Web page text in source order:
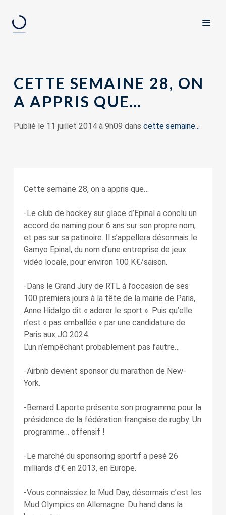
CETTE SEMAINE 28, ON
A APPRIS QUE…
Publié le 11 juillet 2014 à 9h09 dans cette semaine...
Cette semaine 28, on a appris que…
-Le club de hockey sur glace d’Epinal a conclu un
accord de naming pour 6 ans sur son propre nom,
et pas sur sa patinoire. Il s’appellera désormais le
Gamyo Epinal, du nom d’une entreprise de jeux
vidéo locale, pour environ 100 K€/saison.
-Dans le Grand Jury de RTL à l’occasion de ses
100 premiers jours à la tête de la mairie de Paris,
Anne Hidalgo dit « adorer le sport ». Puis qu’elle
n’est « pas emballée » par une candidature de
Paris aux JO 2024.
L’un n’empêchant probablement pas l’autre…
-Airbnb devient sponsor du marathon de New-
York.
-Bernard Laporte présente son programme pour la
présidence de la fédération française de rugby. Un
programme… offensif !
-Le marché du sponsoring sportif a pesé 26
milliards d’€ en 2013, en Europe.
-Vous connaissiez le Mud Day, désormais c’est les
Mud Olympics en Allemagne. Du hand dans la